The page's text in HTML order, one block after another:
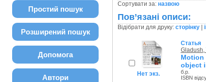
Простий пошук
Розширений пошук
Допомога
Автори
Сортувати за: назвою
Пов’язані описи:
Відібрати для друку: сторінку|
Нет экз.
Статья
Gladush,
object
б.р.
ISBN